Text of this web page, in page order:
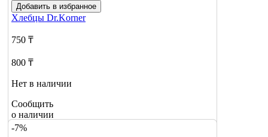
Добавить в избранное
Хлебцы Dr.Korner
750 ₸
800 ₸
Нет в наличии
Сообщить
о наличии
-7%